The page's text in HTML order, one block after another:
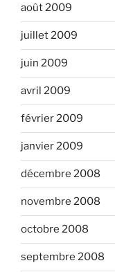
août 2009
juillet 2009
juin 2009
avril 2009
février 2009
janvier 2009
décembre 2008
novembre 2008
octobre 2008
septembre 2008